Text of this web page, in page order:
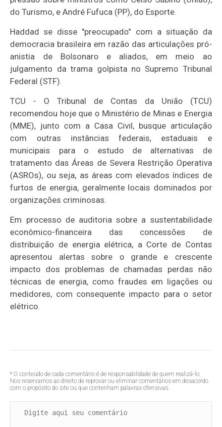
do Turismo, e André Fufuca (PP), do Esporte.
Haddad se disse "preocupado" com a situação da
democracia brasileira em razão das articulações pró-
anistia de Bolsonaro e aliados, em meio ao
julgamento da trama golpista no Supremo Tribunal
Federal (STF).
TCU - O Tribunal de Contas da União (TCU)
recomendou hoje que o Ministério de Minas e Energia
(MME), junto com a Casa Civil, busque articulação
com outras instâncias federais, estaduais e
municipais para o estudo de alternativas de
tratamento das Áreas de Severa Restrição Operativa
(ASROs), ou seja, as áreas com elevados índices de
furtos de energia, geralmente locais dominados por
organizações criminosas.
Em processo de auditoria sobre a sustentabilidade
econômico-financeira das concessões de
distribuição de energia elétrica, a Corte de Contas
apresentou alertas sobre o grande e crescente
impacto dos problemas de chamadas perdas não
técnicas de energia, como fraudes em ligações ou
medidores, com consequente impacto para o setor
elétrico.
* O conteúdo de cada comentário é de responsabilidade de quem realizá-lo.
Nos reservamos ao direito de reprovar ou eliminar comentários em desacordo
com o propósito do site ou que contenham palavras ofensivas.